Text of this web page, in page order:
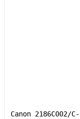
Canon 2186C002/